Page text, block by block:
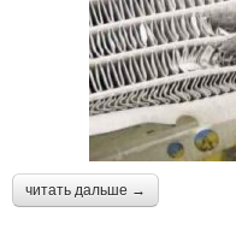
читать дальше →